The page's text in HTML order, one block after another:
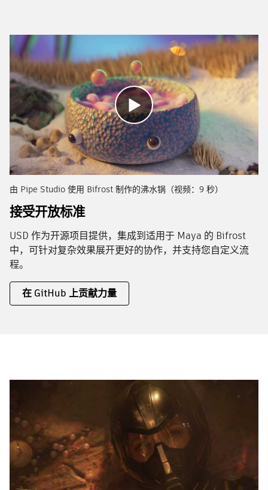
由 Pipe Studio 使用 Bifrost 制作的沸水锅（视频：9 秒）
接受开放标准
USD 作为开源项目提供，集成到适用于 Maya 的 Bifrost
中，可针对复杂效果展开更好的协作，并支持您自定义流
程。
在 GitHub 上贡献力量